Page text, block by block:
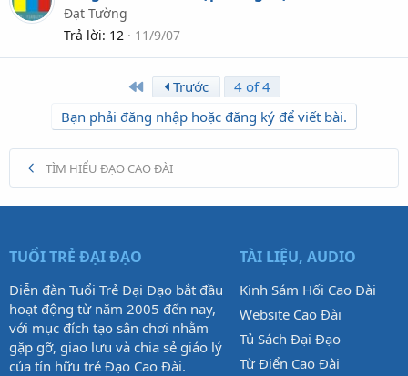
Đạt Tường
Trả lời 12 11/9/07
First Trước
4 of 4
Bạn phải đăng nhập hoặc đăng ký để viết bài.
TÌM HIỂU ĐẠO CAO ĐÀI
TUỔI TRẺ ĐẠI ĐẠO
Diễn đàn Tuổi Trẻ Đại Đạo bắt đầu
hoạt động từ năm 2005 đến nay,
với mục đích tạo sân chơi nhằm
gặp gỡ, giao lưu và chia sẻ giáo lý
của tín hữu trẻ Đạo Cao Đài.
TÀI LIỆU, AUDIO
Kinh Sám Hối Cao Đài
Website Cao Đài
Tủ Sách Đại Đạo
Từ Điển Cao Đài